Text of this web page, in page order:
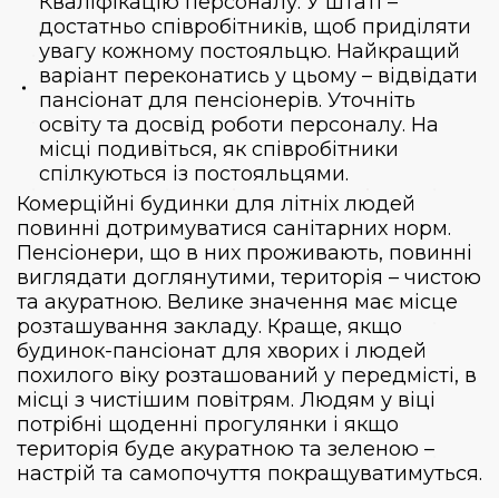
достатньо співробітників, щоб приділяти
увагу кожному постояльцю. Найкращий
варіант переконатись у цьому – відвідати
пансіонат для пенсіонерів. Уточніть
освіту та досвід роботи персоналу. На
місці подивіться, як співробітники
спілкуються із постояльцями.
Комерційні будинки для літніх людей
повинні дотримуватися санітарних норм.
Пенсіонери, що в них проживають, повинні
виглядати доглянутими, територія – чистою
та акуратною. Велике значення має місце
розташування закладу. Краще, якщо
будинок-пансіонат для хворих і людей
похилого віку розташований у передмісті, в
місці з чистішим повітрям. Людям у віці
потрібні щоденні прогулянки і якщо
територія буде акуратною та зеленою –
настрій та самопочуття покращуватимуться.